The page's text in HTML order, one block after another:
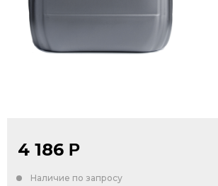
4 186 Р
Наличие по запросу